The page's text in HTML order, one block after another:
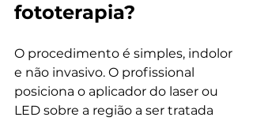
fototerapia?
O procedimento é simples, indolor
e não invasivo. O profissional
posiciona o aplicador do laser ou
LED sobre a região a ser tratada